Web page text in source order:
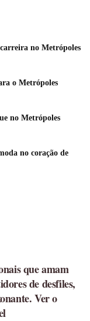
no Metrópoles
o Metrópoles
no Metrópoles
no coração de
que amam
de desfiles,
Ver o